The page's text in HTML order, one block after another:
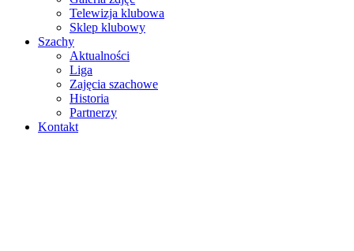
Telewizja klubowa
Sklep klubowy
Szachy
Aktualności
Liga
Zajęcia szachowe
Historia
Partnerzy
Kontakt